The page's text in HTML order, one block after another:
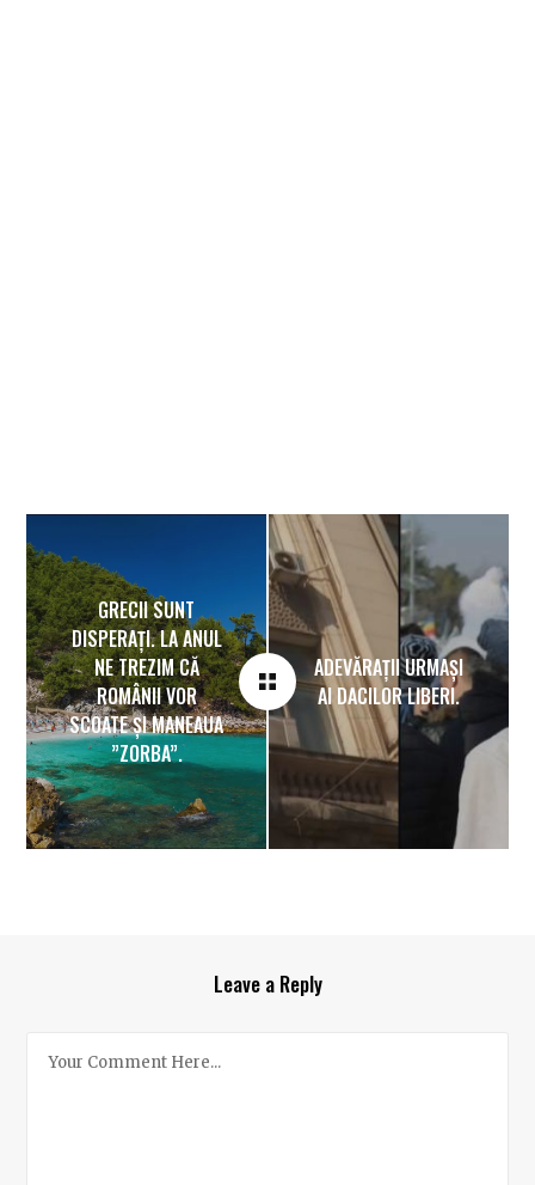
GRECII SUNT
DISPERAȚI. LA ANUL
NE TREZIM CĂ
ROMÂNII VOR
SCOATE ȘI MANEAUA
”ZORBA”.
ADEVĂRAȚII URMAȘI
AI DACILOR LIBERI.
Leave a Reply